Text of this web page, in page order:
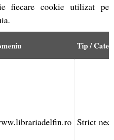
fiecare cookie utilizat pe
Tip /
Strict